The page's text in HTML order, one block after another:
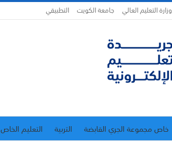
وزارة التعليم العالي جامعة الكويت التطبيقي
خاص مجموعة الجري القابضة التربية التعليم الخاص